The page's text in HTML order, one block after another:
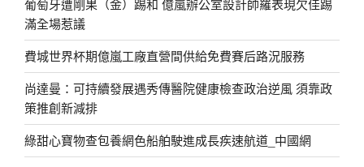
葡萄牙遭剛果（金）踢和 億嵐辦公室設計帥羅表現欠佳踢
滿全場惹議
費城世界杯期億嵐工廠直營間供給免費賽后路況服務
尚達曼：可持續發展遇秀傳醫院健康檢查政治逆風 須靠政
策推創新減排
綠甜心寶物查包養網色船舶駛進成長疾速航道_中國網